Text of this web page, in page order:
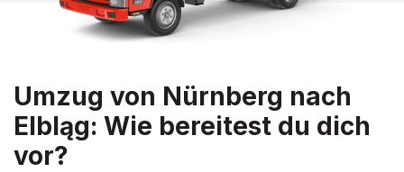
Umzug von Nürnberg nach
Elbląg: Wie bereitest du dich
vor?